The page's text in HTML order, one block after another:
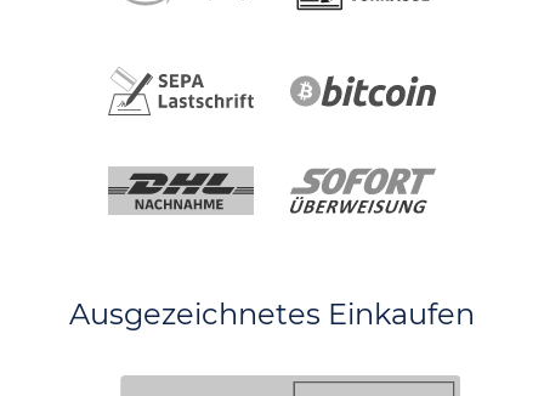
Ausgezeichnetes Einkaufen